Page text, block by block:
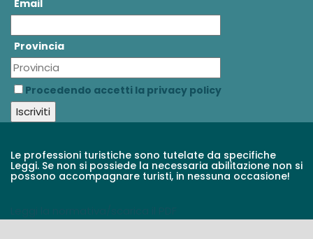
Email
Provincia
Procedendo accetti la privacy policy
Le professioni turistiche sono tutelate da specifiche
Leggi. Se non si possiede la necessaria abilitazione non si
possono accompagnare turisti, in nessuna occasione!